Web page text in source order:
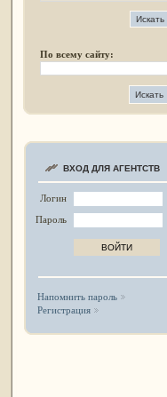
По всему сайту:
ВХОД ДЛЯ АГЕНТСТВ
Логин
Пароль
Напомнить пароль
Регистрация